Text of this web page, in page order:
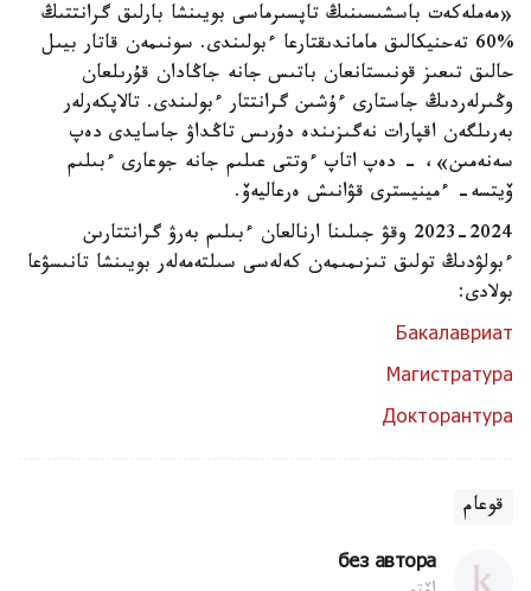
«مەملەكەت باسشىسىنىڭ تاپسىرماسى بويىنشا بارلىق گرانتتىڭ
%60 تەحنيكالىق ماماندىقتارعا ءبولىندى. سونىمەن قاتار بيىل
حالىق تىعىز قونىستانعان باتىس جانە جاڭادان قۇرىلعان
وڭىرلەردىڭ جاستارى ءۇشىن گرانتتار ءبولىندى. تالاپكەرلەر
بەرىلگەن اقپارات نەگىزىندە دۇرىس تاڭداۋ جاسايدى دەپ
سەنەمىن»، - دەپ اتاپ ءوتتى عىلىم جانە جوعارى ءبىلىم
ۆيتسە- ءمينيسترى قۋانىش ەرعاليەۆ.
2023-2024 وقۋ جىلىنا ارنالعان ءبىلىم بەرۋ گرانتتارىن
ءبولۋدىڭ تولىق تىزىمىمەن كەلەسى سىلتەمەلەر بويىنشا تانىسۋعا
بولادى:
Бакалавриат
Магистратура
Докторантура
قوعام
без автора